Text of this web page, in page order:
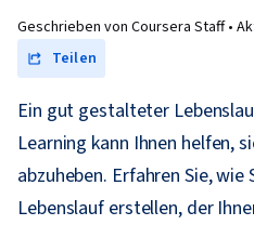
Geschrieben von Coursera Staff •
Teilen
Ein gut gestalteter
Learning kann Ihnen helfen,
abzuheben. Erfahren Sie,
Lebenslauf erstellen, der